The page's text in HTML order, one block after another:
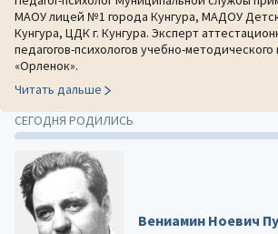
МАОУ лицей №1 города Кунгура, МАДОУ
Кунгура, ЦДК г. Кунгура. Эксперт
педагогов-психологов учебно-
«Орленок».
Читать дальше
СЕГОДНЯ РОДИЛИСЬ
Вениамин Ноевич